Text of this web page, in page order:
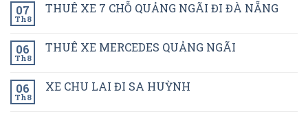
07
Th8
THUÊ XE 7 CHỖ QUẢNG NGÃI ĐI ĐÀ NẴNG
06
Th8
THUÊ XE MERCEDES QUẢNG NGÃI
06
Th8
XE CHU LAI ĐI SA HUỲNH